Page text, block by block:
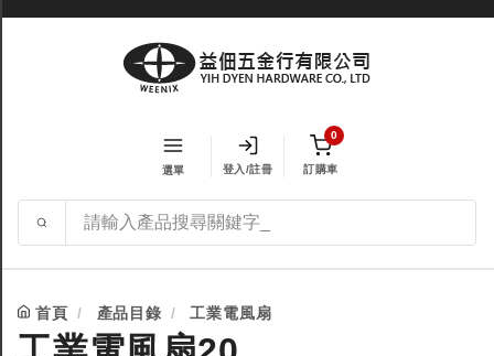
選單 登入/註冊
0
訂購車
首頁 產品目錄 工業電風扇